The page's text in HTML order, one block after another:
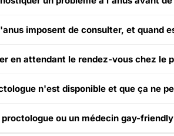
imposent de consulter, et quand
en attendant le rendez-vous chez le
n'est disponible et que ça ne
ou un médecin gay-